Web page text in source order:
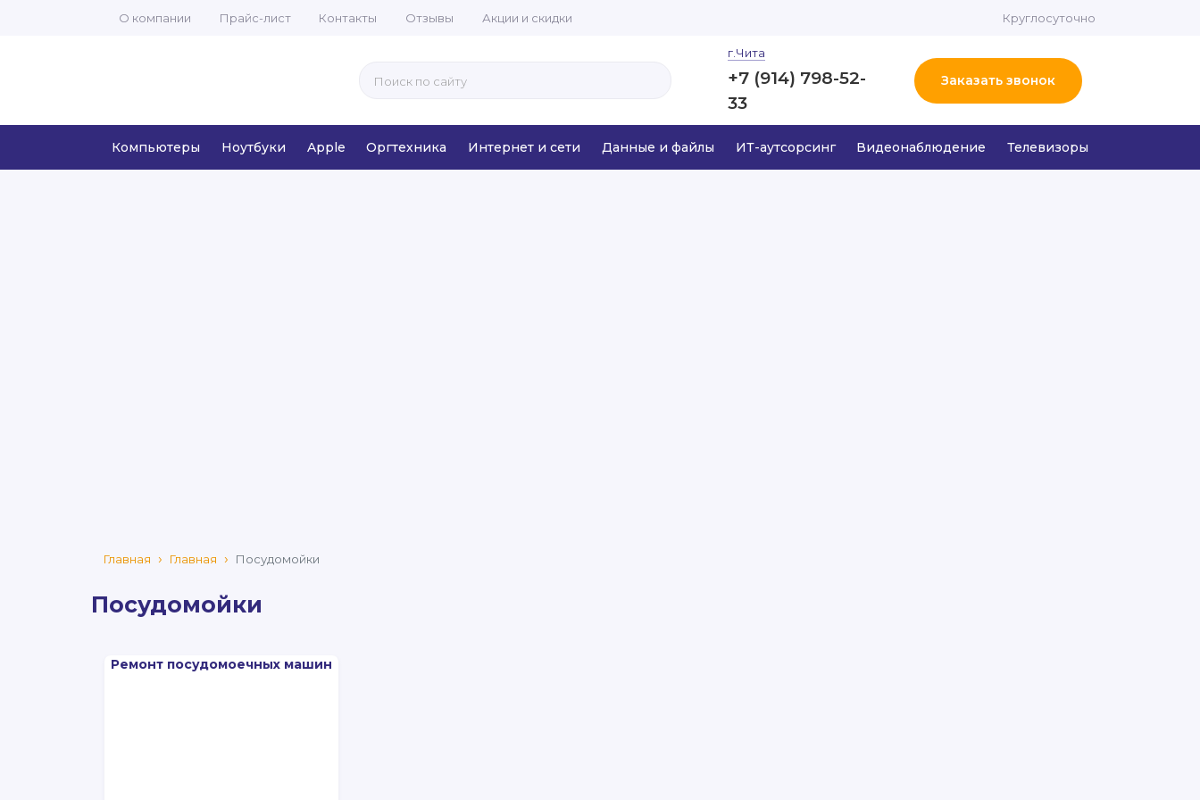
О компании Прайс-лист Контакты Отзывы Акции и скидки Круглосуточно
г.Чита
+7 (914) 798-52-
33
Заказать звонок
Компьютеры Ноутбуки Apple Оргтехника Интернет и сети Данные и файлы ИТ-аутсорсинг Видеонаблюдение Телевизоры
Главная Главная Посудомойки
Посудомойки
Ремонт посудомоечных машин